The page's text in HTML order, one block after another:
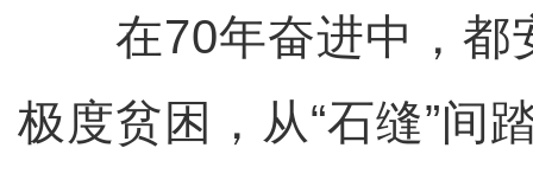
在70年奋进中，都
极度贫困，从“石缝”间